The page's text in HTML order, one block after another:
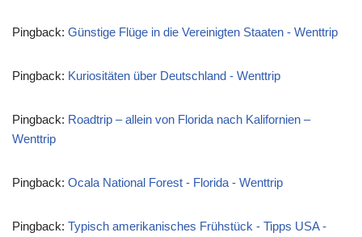
Pingback: Günstige Flüge in die Vereinigten Staaten - Wenttrip
Pingback: Kuriositäten über Deutschland - Wenttrip
Pingback: Roadtrip – allein von Florida nach Kalifornien –
Wenttrip
Pingback: Ocala National Forest - Florida - Wenttrip
Pingback: Typisch amerikanisches Frühstück - Tipps USA -